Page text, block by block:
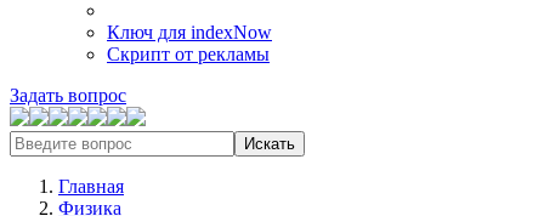
Ключ для indexNow
Скрипт от рекламы
Задать вопрос
Искать
Главная
Физика